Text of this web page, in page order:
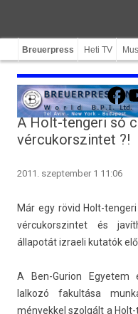
Breuerpress Heti TV
A Holt-tengeri só
vércukorszintet ?!
2011. szeptember 1 11:06
Már egy rövid Holt-
vér­cukorszin­tet és
állapotát iz­raeli kutatók
A Ben-Gurion Egyetem
lalkozó fakul­tása
mények­kel szolgált a